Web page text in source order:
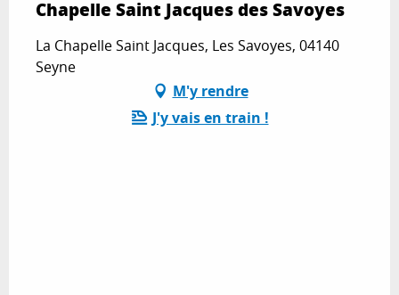
Chapelle Saint Jacques des Savoyes
La Chapelle Saint Jacques, Les Savoyes, 04140
Seyne
M'y rendre
J'y vais en train !